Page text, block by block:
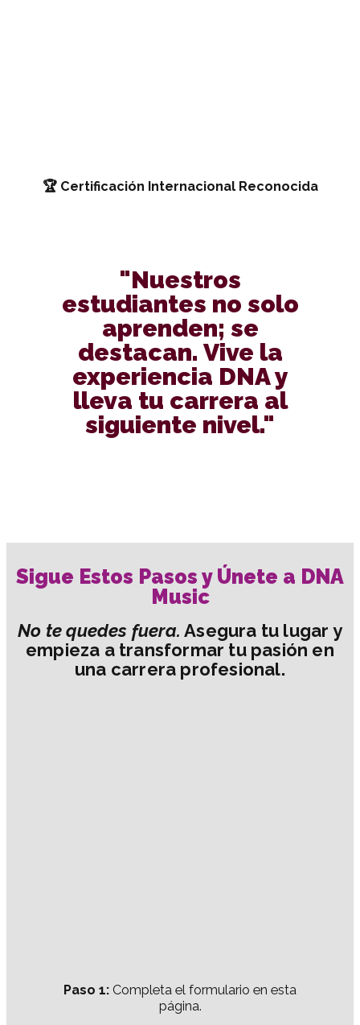
🏆 Certificación Internacional Reconocida
"Nuestros
estudiantes no solo
aprenden; se
destacan. Vive la
experiencia DNA y
lleva tu carrera al
siguiente nivel."
Sigue Estos Pasos y Únete a DNA
Music
No te quedes fuera. Asegura tu lugar y
empieza a transformar tu pasión en
una carrera profesional.
Paso 1: Completa el formulario en esta
página.